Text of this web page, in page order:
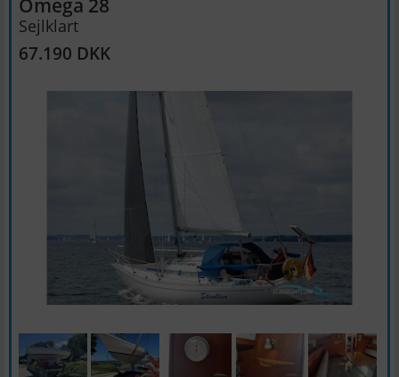
Omega 28
Sejlklart
67.190 DKK